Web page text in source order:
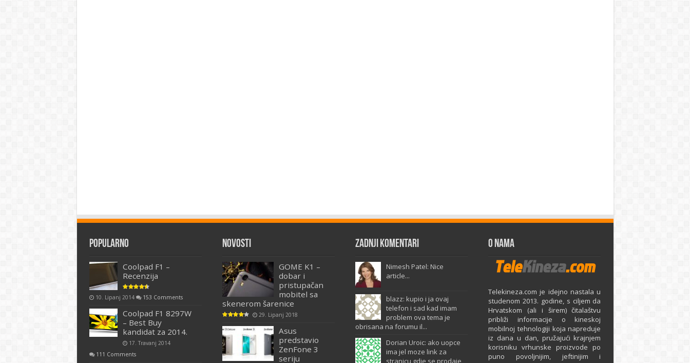
Popularno
Coolpad F1 –
Recenzija
10. Lipanj 2014 153 Comments
Coolpad F1 8297W
– Best Buy
kandidat za 2014.
17. Travanj 2014
111 Comments
Novosti
GOME K1 –
dobar i
pristupačan
mobitel sa
skenerom šarenice
29. Lipanj 2018
Asus
predstavio
ZenFone 3
seriju
Zadnji komentari
Nimesh Patel: Nice
article...
blazz: kupio i ja ovaj
telefon i sad kad imam
problem ova tema je
obrisana na forumu il...
Dorian Uroic: ako uopce
ima jel moze link za
stranicu gdje se prodaje
O Nama
Telekineza.com je idejno nastala u
studenom 2013. godine, s ciljem da
Hrvatskom (ali i širem) čitalaštvu
približi informacije o kineskoj
mobilnoj tehnologiji koja napreduje
iz dana u dan, pružajući krajnjem
korisniku vrhunske proizvode po
puno povoljnijim, jeftinijim i